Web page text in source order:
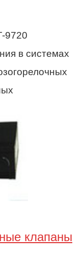
9720
в системах
клапаны